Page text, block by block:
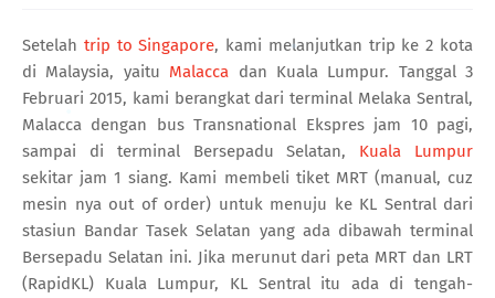
Setelah trip to Singapore, kami melanjutkan trip ke 2 kota
di Malaysia, yaitu Malacca dan Kuala Lumpur. Tanggal 3
Februari 2015, kami berangkat dari terminal Melaka Sentral,
Malacca dengan bus Transnational Ekspres jam 10 pagi,
sampai di terminal Bersepadu Selatan, Kuala Lumpur
sekitar jam 1 siang. Kami membeli tiket MRT (manual, cuz
mesin nya out of order) untuk menuju ke KL Sentral dari
stasiun Bandar Tasek Selatan yang ada dibawah terminal
Bersepadu Selatan ini. Jika merunut dari peta MRT dan LRT
(RapidKL) Kuala Lumpur, KL Sentral itu ada di tengah-